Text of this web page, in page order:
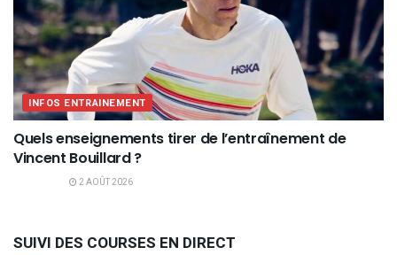
INFOS ENTRAINEMENT
Quels enseignements tirer de l’entraînement de
Vincent Bouillard ?
2 AOÛT 2026
SUIVI DES COURSES EN DIRECT